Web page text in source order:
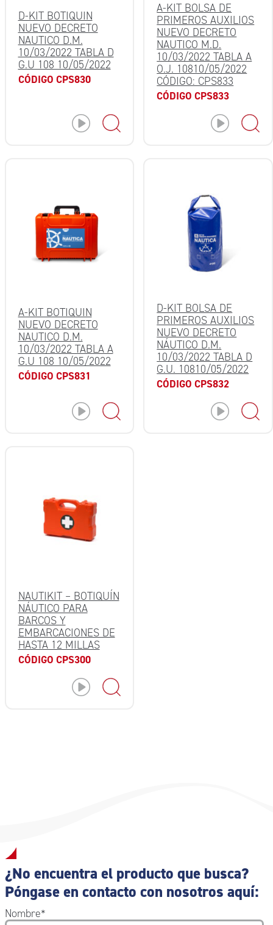
D-KIT BOTIQUIN
NUEVO DECRETO
NAUTICO D.M.
10/03/2022 TABLA D
G.U 108 10/05/2022
CÓDIGO CPS830
A-KIT BOLSA DE
PRIMEROS AUXILIOS
NUEVO DECRETO
NAUTICO M.D.
10/03/2022 TABLA A
O.J. 10810/05/2022
CÓDIGO: CPS833
CÓDIGO CPS833
A-KIT BOTIQUIN
NUEVO DECRETO
NAUTICO D.M.
10/03/2022 TABLA A
G.U 108 10/05/2022
CÓDIGO CPS831
D-KIT BOLSA DE
PRIMEROS AUXILIOS
NUEVO DECRETO
NÁUTICO D.M.
10/03/2022 TABLA D
G.U. 10810/05/2022
CÓDIGO CPS832
NAUTIKIT – BOTIQUÍN
NÁUTICO PARA
BARCOS Y
EMBARCACIONES DE
HASTA 12 MILLAS
CÓDIGO CPS300
¿No encuentra el producto que busca?
Póngase en contacto con nosotros aquí:
Nombre*